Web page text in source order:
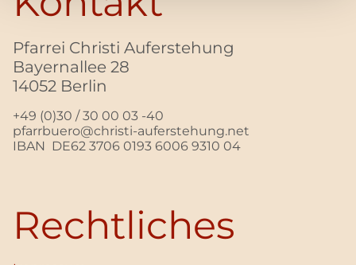
Pfarrei Christi Auferstehung
Bayernallee 28
14052 Berlin
+49 (0)30 / 30 00 03 -40
pfarrbuero@christi-auferstehung.net
IBAN DE62 3706 0193 6006 9310 04
Rechtliches